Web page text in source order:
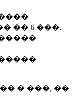
�� 6 ���.
� ���, ��